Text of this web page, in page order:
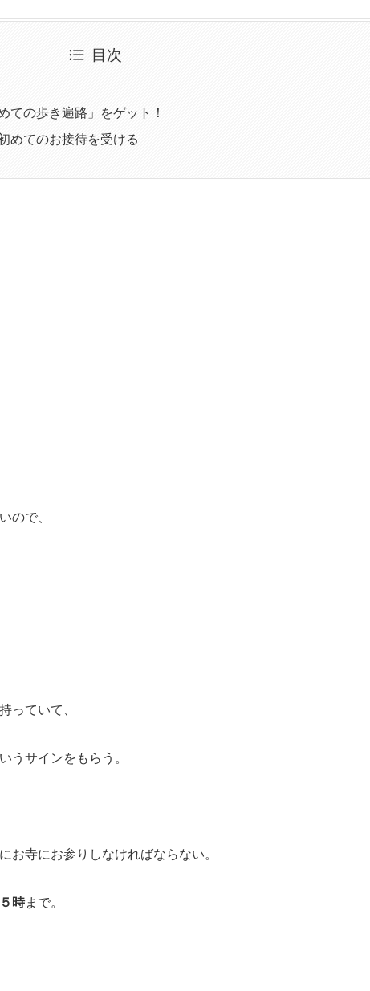
目次
ての歩き遍路」をゲット！
めてのお接待を受ける
ので、
っていて、
うサインをもらう。
お寺にお参りしなければならない。
時まで。